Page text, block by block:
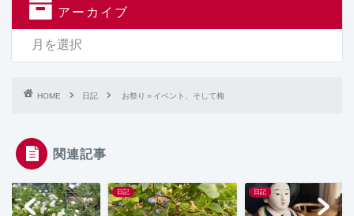
アーカイブ
HOME 日記 お祭り＝イベント、そして梅
関連記事
日記 日記